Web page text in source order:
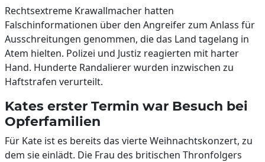
Rechtsextreme Krawallmacher hatten
Falschinformationen über den Angreifer zum Anlass für
Ausschreitungen genommen, die das Land tagelang in
Atem hielten. Polizei und Justiz reagierten mit harter
Hand. Hunderte Randalierer wurden inzwischen zu
Haftstrafen verurteilt.
Kates erster Termin war Besuch bei
Opferfamilien
Für Kate ist es bereits das vierte Weihnachtskonzert, zu
dem sie einlädt. Die Frau des britischen Thronfolgers